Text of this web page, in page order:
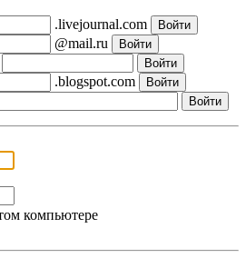
.livejournal.com
@mail.ru
.blogspot.com
компьютере